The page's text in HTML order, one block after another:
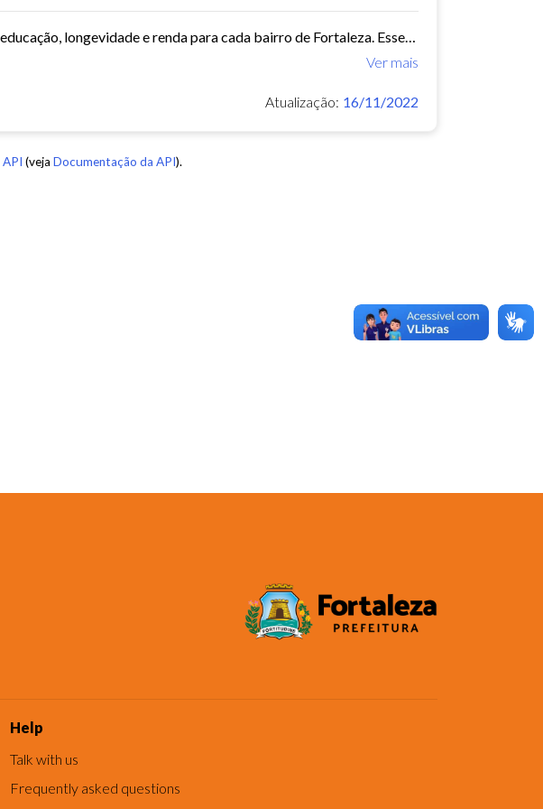
Este conjunto de dados contém indicadores de educação, longevidade e renda para cada bairro de Fortaleza. Esses três indicadores juntos formam o Indice de Desenvolvimento Humano...
Ver mais
Atualização: 16/11/2022
API (veja Documentação da API).
Help
Talk with us
Frequently asked questions